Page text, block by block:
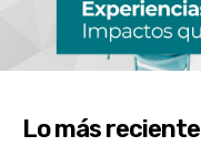
Lo más reciente